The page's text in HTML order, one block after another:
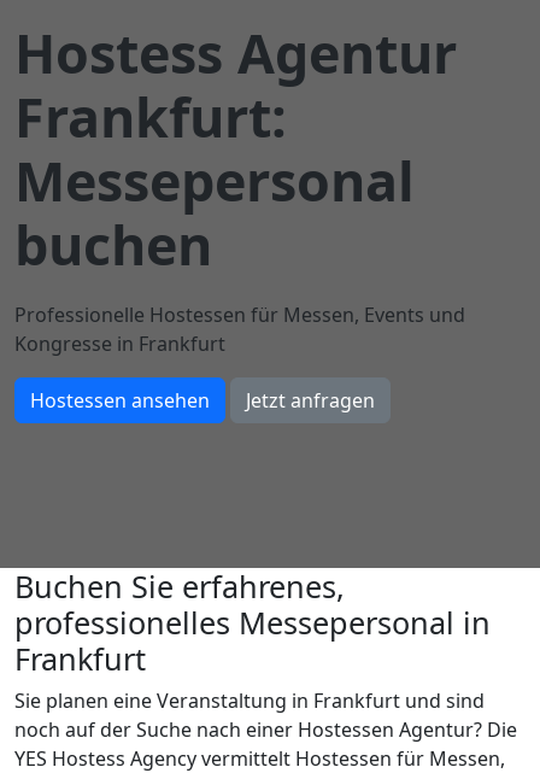
Hostess Agentur
Frankfurt:
Messepersonal
buchen
Professionelle Hostessen für Messen, Events und
Kongresse in Frankfurt
Hostessen ansehen Jetzt anfragen
Buchen Sie erfahrenes,
professionelles Messepersonal in
Frankfurt
Sie planen eine Veranstaltung in Frankfurt und sind
noch auf der Suche nach einer Hostessen Agentur? Die
YES Hostess Agency vermittelt Hostessen für Messen,